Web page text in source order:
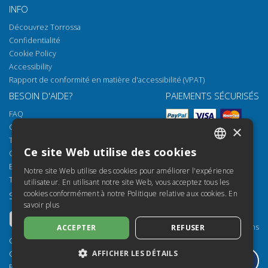
INFO
Découvrez Torrossa
Confidentialité
Cookie Policy
Accessibility
Rapport de conformité en matière d'accessibilité (VPAT)
BESOIN D'AIDE?
FAQ
Comment ouvrir nos documents
Torrossa Reader
Options d'accès
Email: helpdesk@torrossa.com
Tel:
+39 055 5018800
PAIEMENTS SÉCURISÉS
SUIVEZ-NOUS
Copyright 2000-2026
Casalini Libri
NOS RESSOURCES
Torrossa pour Institutions
Torrossa Open
Library Services
SPANISH
FRENCH
ENGLISH
GERMAN
×
Ce site Web utilise des cookies
Notre site Web utilise des cookies pour améliorer l'expérience
utilisateur. En utilisant notre site Web, vous acceptez tous les
cookies conformément à notre Politique relative aux cookies. En
savoir plus
ACCEPTER REFUSER
AFFICHER LES DÉTAILS